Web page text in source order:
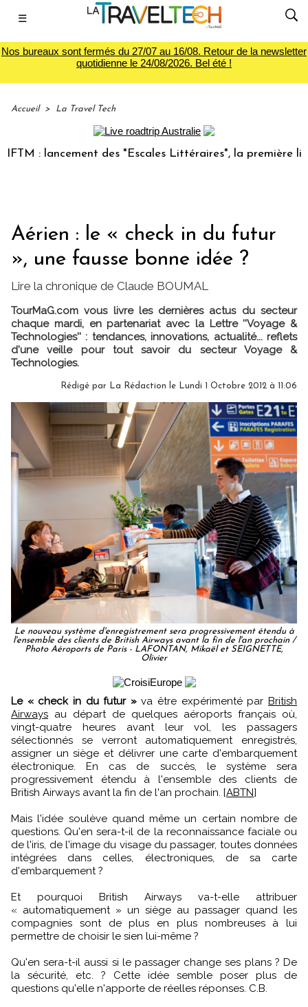
☰
Nos bureaux sont fermés du 27/07 au 16/08. Retour de la newsletter
quotidienne le 24/08/2026. Bel été !
Accueil > La Travel Tech
des "Escales Littéraires", la première librairie
Aérien : le « check in du futur
», une fausse bonne idée ?
Lire la chronique de Claude BOUMAL
TourMaG.com vous livre les dernières actus du secteur
chaque mardi, en partenariat avec la Lettre ''Voyage &
Technologies'' : tendances, innovations, actualité... reflets
d'une veille pour tout savoir du secteur Voyage &
Technologies.
Rédigé par La Rédaction le Lundi 1 Octobre 2012 à 11:06
Le nouveau système d'enregistrement sera progressivement étendu à
l'ensemble des clients de British Airways avant la fin de l'an prochain /
Photo Aéroports de Paris - LAFONTAN, Mikaël et SEIGNETTE,
Olivier
Le « check in du futur »va être expérimenté parBritish
Airways au départ de quelques aéroports français où,
vingt-quatre heures avant leur vol, les passagers
sélectionnés se verront automatiquement enregistrés,
assigner un siège et délivrer une carte d'embarquement
électronique. En cas de succès, le système sera
progressivement étendu à l'ensemble des clients de
British Airways avant la fin de l'an prochain. [ABTN]
Mais l'idée soulève quand même un certain nombre de
questions. Qu'en sera-t-il de la reconnaissance faciale ou
de l'iris, de l'image du visage du passager, toutes données
intégrées dans celles, électroniques, de sa carte
d'embarquement ?
Et pourquoi British Airways va-t-elle attribuer
« automatiquement » un siège au passager quand les
compagnies sont de plus en plus nombreuses à lui
permettre de choisir le sien lui-même ?
Qu'en sera-t-il aussi si le passager change ses plans ? De
la sécurité, etc. ? Cette idée semble poser plus de
questions qu'elle n'apporte de réelles réponses. C.B.